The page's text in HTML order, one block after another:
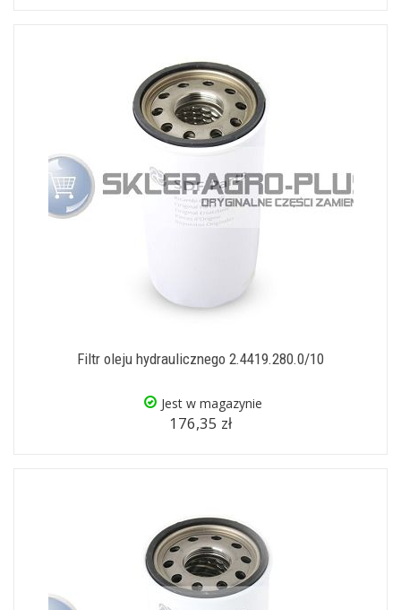
Filtr oleju hydraulicznego 2.4419.280.0/10
Jest w magazynie
176,35 zł